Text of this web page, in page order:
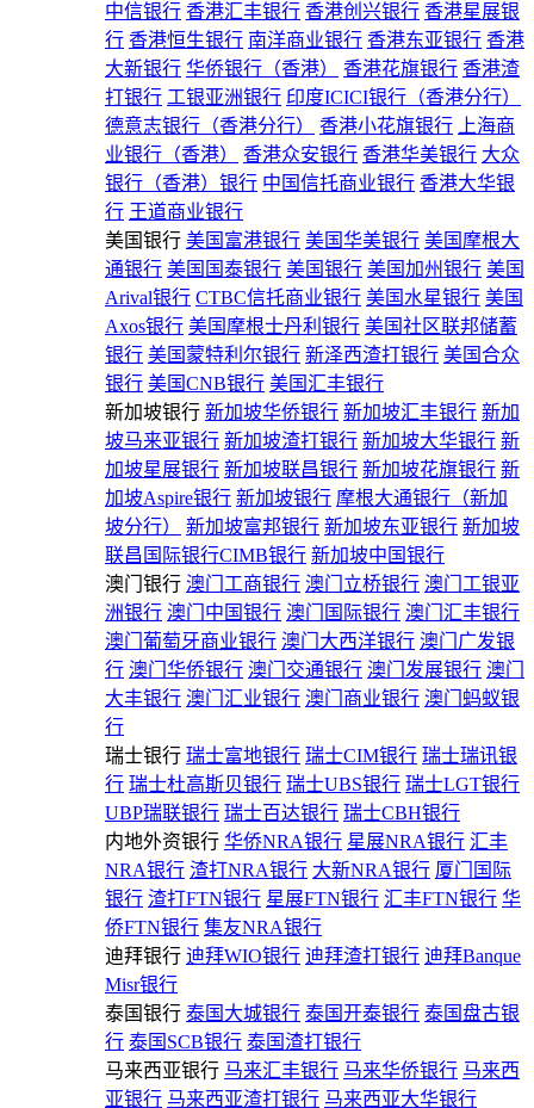
中信银行 香港汇丰银行 香港创兴银行 香港星展银
行 香港恒生银行 南洋商业银行 香港东亚银行 香港
大新银行 华侨银行（香港） 香港花旗银行 香港渣
打银行 工银亚洲银行 印度ICICI银行（香港分行）
德意志银行（香港分行）
香港小花旗银行
上海商
业银行（香港）
香港众安银行 香港华美银行 大众
银行（香港）银行 中国信托商业银行 香港大华银
行 王道商业银行
美国银行 美国富港银行 美国华美银行 美国摩根大
通银行 美国国泰银行 美国银行 美国加州银行 美国
Arival银行 CTBC信托商业银行 美国水星银行 美国
Axos银行 美国摩根士丹利银行 美国社区联邦储蓄
银行 美国蒙特利尔银行 新泽西渣打银行 美国合众
银行 美国CNB银行 美国汇丰银行
新加坡银行 新加坡华侨银行 新加坡汇丰银行 新加
坡马来亚银行 新加坡渣打银行 新加坡大华银行 新
加坡星展银行 新加坡联昌银行 新加坡花旗银行 新
加坡Aspire银行 新加坡银行 摩根大通银行（新加
坡分行）
新加坡富邦银行 新加坡东亚银行 新加坡
联昌国际银行CIMB银行 新加坡中国银行
澳门银行 澳门工商银行 澳门立桥银行 澳门工银亚
洲银行 澳门中国银行 澳门国际银行 澳门汇丰银行
澳门葡萄牙商业银行 澳门大西洋银行 澳门广发银
行 澳门华侨银行 澳门交通银行 澳门发展银行 澳门
大丰银行 澳门汇业银行 澳门商业银行 澳门蚂蚁银
行
瑞士银行 瑞士富地银行 瑞士CIM银行 瑞士瑞讯银
行 瑞士杜高斯贝银行 瑞士UBS银行 瑞士LGT银行
UBP瑞联银行 瑞士百达银行 瑞士CBH银行
内地外资银行 华侨NRA银行 星展NRA银行 汇丰
NRA银行 渣打NRA银行 大新NRA银行 厦门国际
银行 渣打FTN银行 星展FTN银行 汇丰FTN银行 华
侨FTN银行 集友NRA银行
迪拜银行 迪拜WIO银行 迪拜渣打银行 迪拜Banque
Misr银行
泰国银行 泰国大城银行 泰国开泰银行 泰国盘古银
行 泰国SCB银行 泰国渣打银行
马来西亚银行 马来汇丰银行 马来华侨银行 马来西
亚银行 马来西亚渣打银行 马来西亚大华银行